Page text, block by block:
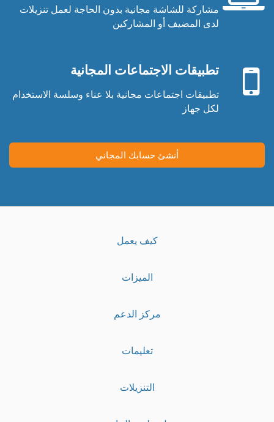
مشاركة للشاشة مجانية بدون الحاجة لعمل تنزيلات
لدى المضيف أو المشاركين
تطبيقات الاجتماعات المجانية
تطبيقات اجتماعات مجانية بلا عناء وسلسة الاستخدام
لكل جهاز
أنشئ حسابك المجاني
كيف يعمل
الميزات
مركز الدعم
تعليمات
التنزيلات